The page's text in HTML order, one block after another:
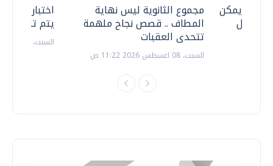
اختبارات
يتم
السبت، 18 يوليو 2026 09:22 ص
مجموع الثانوية ليس نهاية
المطاف .. قصص نجاح ملهمة
تتحدى العقبات
السبت، 08 اغسطس 2026 11:22 ص
.. هل يمكن
نتعامل